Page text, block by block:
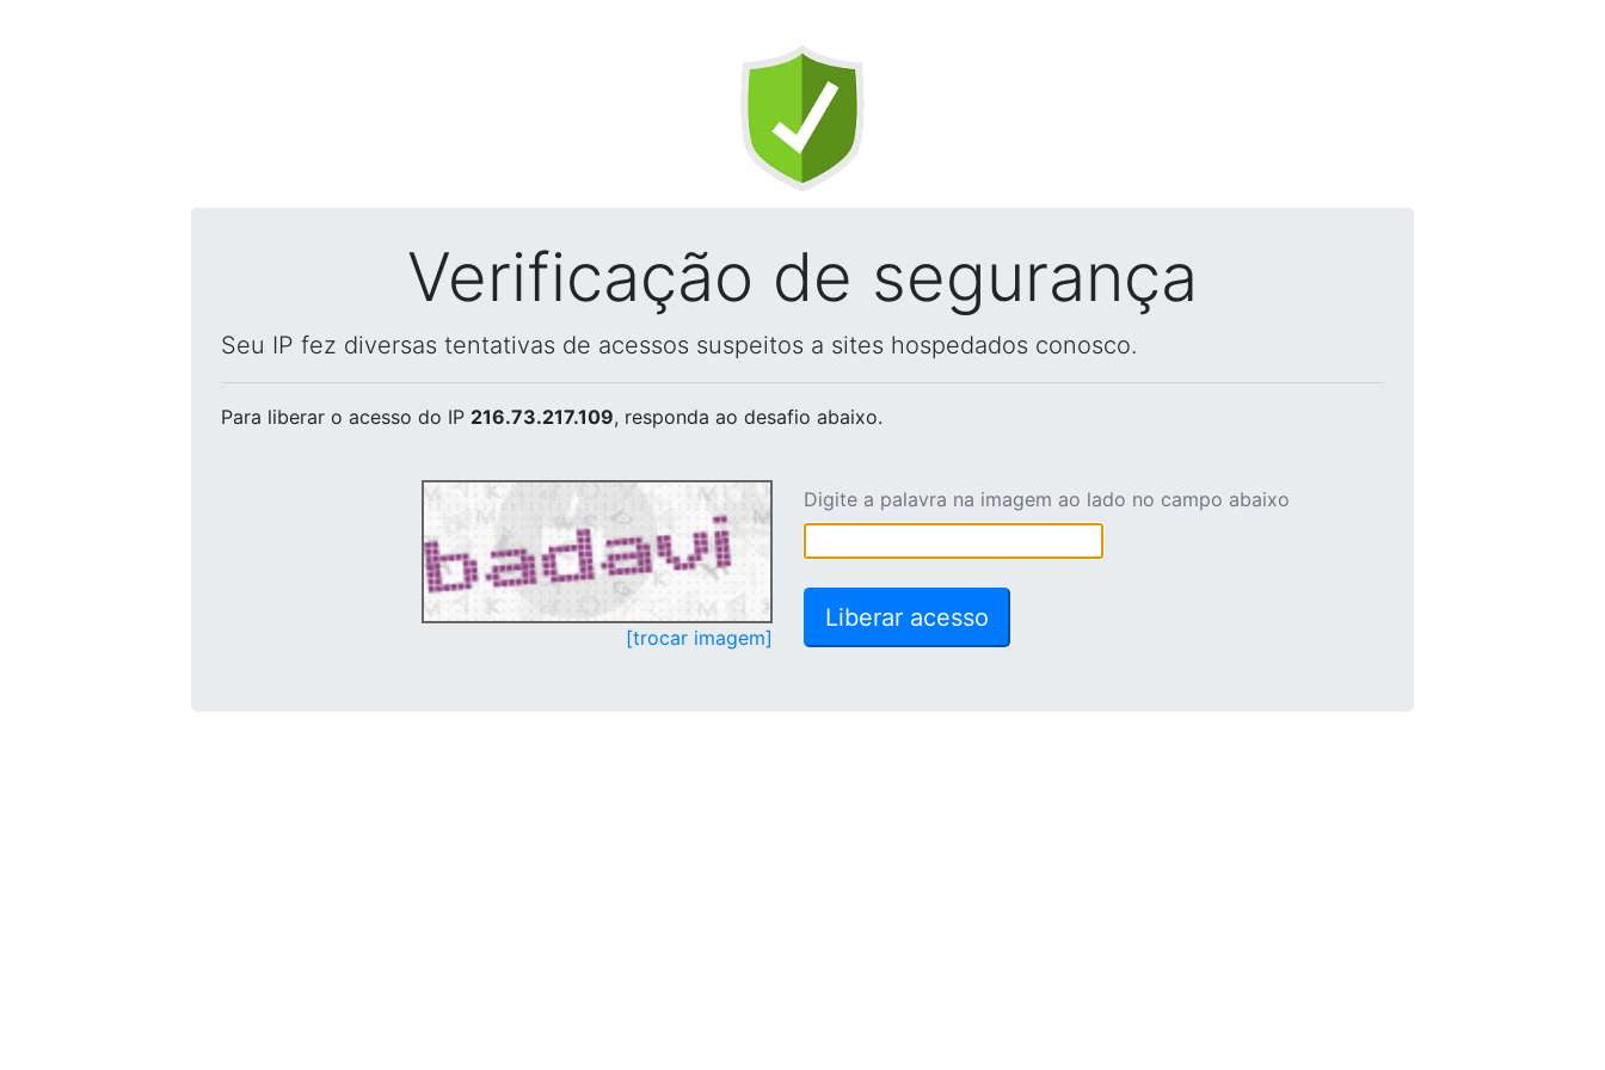
Verificação de segurança
Seu IP fez diversas tentativas de acessos suspeitos a sites hospedados conosco.
Para liberar o acesso do IP 216.73.217.109, responda ao desafio abaixo.
[trocar imagem]
Digite a palavra na imagem ao lado no campo abaixo